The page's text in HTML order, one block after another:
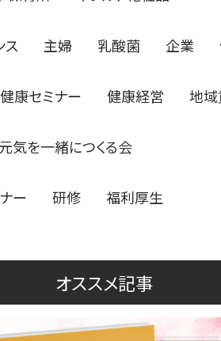
ス 主婦 乳酸菌 企業
健康セミナー 健康経営 地
気を一緒につくる会
ー 研修 福利厚生
オススメ記事